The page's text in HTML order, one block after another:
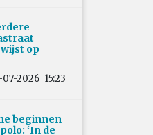
op
07-2026 15:23
beginnen
‘In de